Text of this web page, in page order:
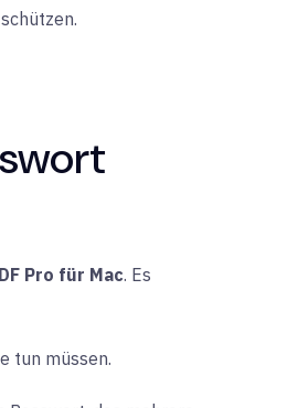
Pro für Mac. Es
tun müssen.